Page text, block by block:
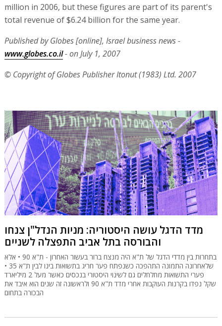
million in 2006, but these figures are part of its parent's
total revenue of $6.24 billion for the same year.
Published by Globes [online], Israel business news -
www.globes.co.il- on July 1, 2007
© Copyright of Globes Publisher Itonut (1983) Ltd. 2007
מדד הדגל עושה היסטוריה: מניות הנדל"ן צנחו
והבורסה בתל אביב התפצלה לשניים
בתחרות בין מדדי הדגל של ת"א היה מנצח ברור בעשור האחרון - ת"א 90 • אלא
שלאחרונה התמונה התהפכה כשנפתח פער חריג בתשואות בינו לבין ת"א 35 •
פערי התשואות מחלחלים גם לשינוי היסטורי בנכסים כאשר מעל 2 מיליארד
שקל נפדו בקרנות העוקבות אחרי מדד ת"א 90 ולראשונה זה שנים הוא איבד את
הבכורה בתחום